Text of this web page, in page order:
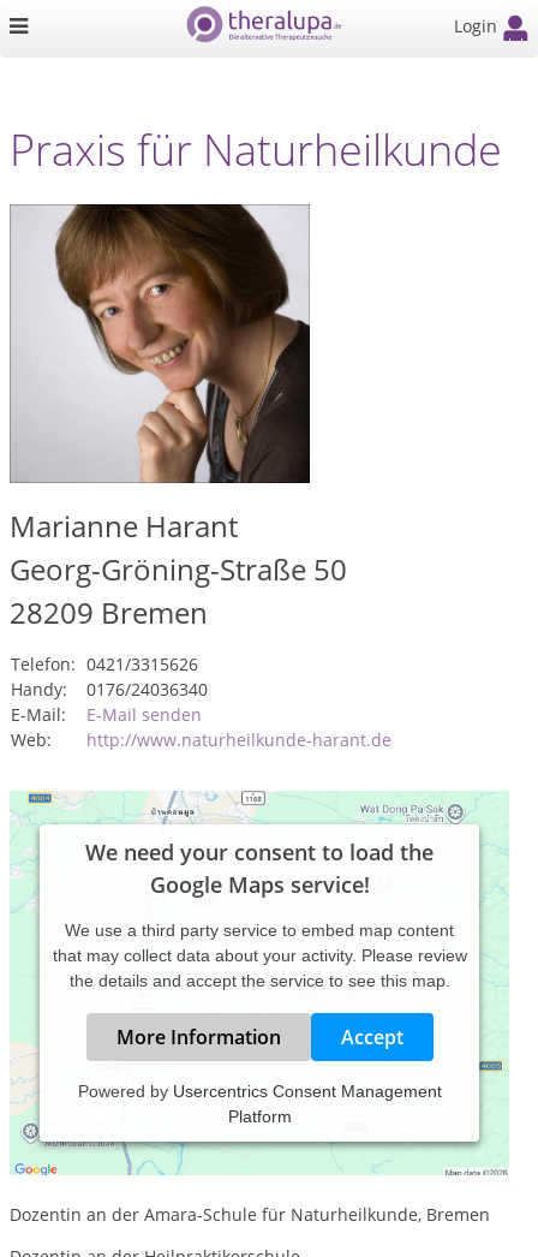
Login
Praxis für Naturheilkunde
Marianne Harant
Georg-Gröning-Straße 50
28209 Bremen
Telefon: 0421/3315626
Handy:
0176/24036340
E-Mail:
E-Mail senden
Web:
http://www.naturheilkunde-harant.de
We need your consent to load the
Google Maps service!
We use a third party service to embed map content
that may collect data about your activity. Please review
the details and accept the service to see this map.
More Information Accept
Powered by Usercentrics Consent Management
Platform
Heilpraktikerin
Medizinisch-technische Assistentin für Radiologie
Tanzanleiterin für internationale Folkloretänze
Dozentin an der Amara-Schule für Naturheilkunde, Bremen